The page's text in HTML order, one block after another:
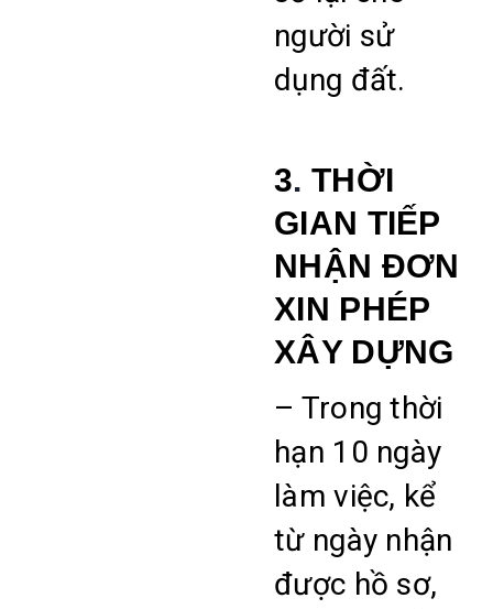
người sử
dụng đất.
3. THỜI
GIAN TIẾP
NHẬN ĐƠN
XIN PHÉP
XÂY DỰNG
– Trong thời
hạn 10 ngày
làm việc, kể
từ ngày nhận
được hồ sơ,